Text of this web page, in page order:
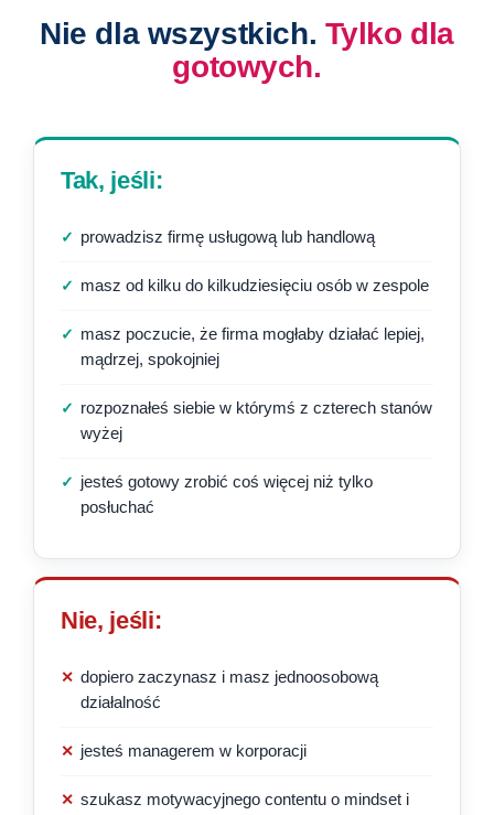
Nie dla wszystkich. Tylko dla
gotowych.
Tak, jeśli:
✓ prowadzisz firmę usługową lub handlową
✓ masz od kilku do kilkudziesięciu osób w zespole
✓ masz poczucie, że firma mogłaby działać lepiej,
mądrzej, spokojniej
✓ rozpoznałeś siebie w którymś z czterech stanów
wyżej
✓ jesteś gotowy zrobić coś więcej niż tylko
posłuchać
Nie, jeśli:
✕ dopiero zaczynasz i masz jednoosobową
działalność
✕ jesteś managerem w korporacji
✕ szukasz motywacyjnego contentu o mindset i